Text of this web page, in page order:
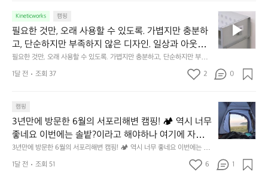
중
인
차
안
서
도
구
나
잠
에
기
까
는 균형감에서 출발했습니다.  그중에서도 슬림함에 철
저히 집착했습니다. 튼튼한 내구도와 넉넉한 수납력을
해치치 않는 선에서, 가장 가볍고 얇게 설계했습니다.
이 디자인과 사용감은, 꼭 직접 손으로 만져보며 경험
해 보시기를 바랍니다.
철저히 집착했습니다. 튼튼한 내구도와 넉넉한 수납력을 해치치 않는 선에
서, 가장 가볍고 얇게 설계했습니다.  이 디자인과 사용감은, 꼭 직접 손으로
만져보며 경험해 보시기를 바랍니다.
0
년
이
넘
군
지
의
초
기
품
Kineticworks 캠핑
필요한 것만, 오래 사용할 수 있도록. 가볍지만 충분하
고, 단순하지만 부족하지 않은 디자인. 일상과 아웃도
어의 경계를 자연스럽게 이어주는 RIDGE MOUNTAIN
GEAR. 키네틱웍스에서 만나보세요.
필요한 것만, 오래 사용할 수 있도록. 가볍지만 충분하고, 단순하지만 부족하
지 않은 디자인. 일상과 아웃도어의 경계를 자연스럽게 이어주는 RIDGE M
OUNTAIN GEAR. 키네틱웍스에서 만나보세요.
필
요
한
것
오
용
할
수
있
록.
1달 전 조회 37 2 0
캠핑
3년만에 방문한 6월의 서포리해변 캠핑! 🏕 역시 너무
좋네요 이번에는 솔밭?이라고 해야하나 여기에 자리를
잡았는데 정말 시원하고 경치도 좋네요  서해치고 물도
맑은편, 아이들도 놀기 좋고 1박 2일은 넘 짧게 느껴지
네요  .1박 1동 1만원 (수금은 7시쯤, 동네에서 관리) .수
3년만에 방문한 6월의 서포리해변 캠핑! 🏕 역시 너무 좋네요 이번에는 솔
밭?이라고 해야하나 여기에 자리를 잡았는데 정말 시원하고 경치도 좋네요
서해치고 물도 맑은편, 아이들도 놀기 좋고 1박 2일은 넘 짧게 느껴지네요  .
년
만
에
문
1달 전 조회 51 6 1